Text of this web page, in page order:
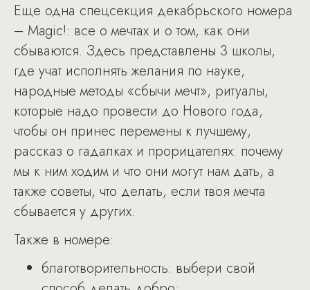
Еще одна спецсекция декабрьского номера
– Magic!: все о мечтах и о том, как они
сбываются. Здесь представлены 3 школы,
где учат исполнять желания по науке,
народные методы «сбычи мечт», ритуалы,
которые надо провести до Нового года,
чтобы он принес перемены к лучшему,
рассказ о гадалках и прорицателях: почему
мы к ним ходим и что они могут нам дать, а
также советы, что делать, если твоя мечта
сбывается у других.
Также в номере:
благотворительность: выбери свой